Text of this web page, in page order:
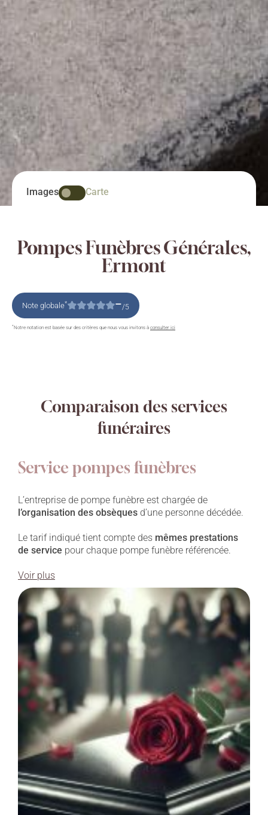
Images Carte
Pompes Funèbres Générales,
Ermont
Note globale* –/5
*Notre notation est basée sur des critères que nous vous invitons à consulter ici
Comparaison des services
funéraires
Service pompes funèbres
L’entreprise de pompe funèbre est chargée de
l’organisation des obsèques d’une personne décédée.
Le tarif indiqué tient compte des mêmes prestations
de service pour chaque pompe funèbre référencée.
Voir plus